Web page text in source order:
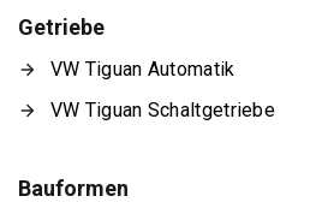
Getriebe
VW Tiguan Automatik
VW Tiguan Schaltgetriebe
Bauformen